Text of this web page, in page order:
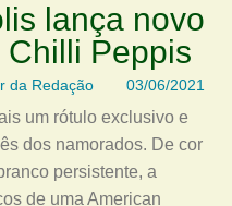
lança novo
Peppis
da Redação 03/06/2021
um rótulo exclusivo e
dos namorados. De cor
persistente, a
de uma American